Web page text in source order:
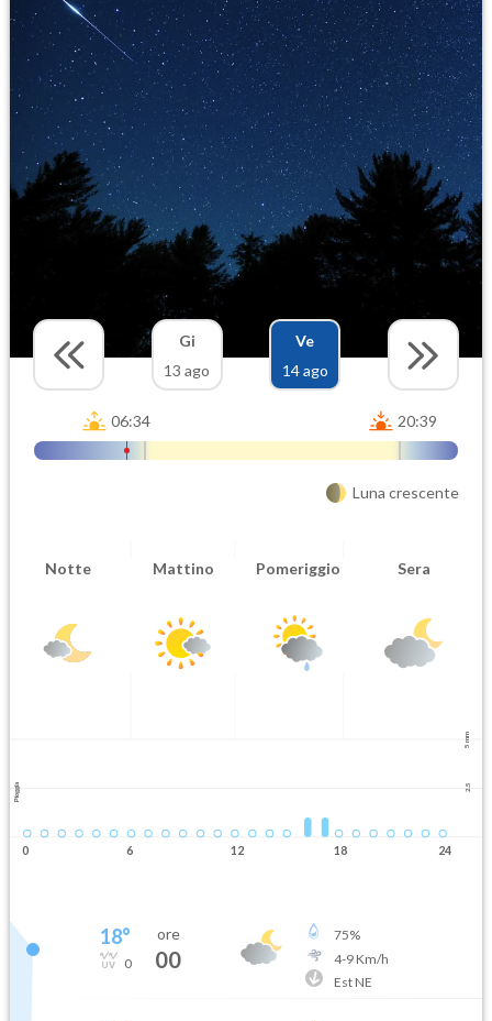
Gi
13 ago
Ve
14 ago
06:34 20:39
Luna crescente
Notte Mattino Pomeriggio Sera
5 mm
2.5
Pioggia
0 6 12 18 24
18°
0
ore
00
75%
4-9Km/h
Est NE